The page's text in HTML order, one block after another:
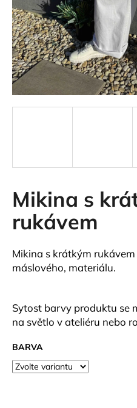
Mikina s
rukávem
Mikina s krátkým
máslového, materiálu.
Sytost barvy produktu se
na světlo v ateliéru nebo
BARVA
a
j
í
t
?
D
o
p
r
u
č
j
e
m
e